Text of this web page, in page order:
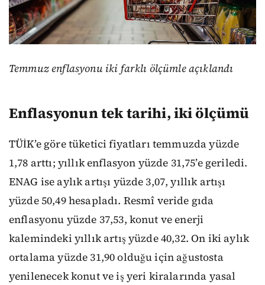
Temmuz enflasyonu iki farklı ölçümle açıklandı
Enflasyonun tek tarihi, iki ölçümü
TÜİK’e göre tüketici fiyatları temmuzda yüzde
1,78 arttı; yıllık enflasyon yüzde 31,75’e geriledi.
ENAG ise aylık artışı yüzde 3,07, yıllık artışı
yüzde 50,49 hesapladı. Resmî veride gıda
enflasyonu yüzde 37,53, konut ve enerji
kalemindeki yıllık artış yüzde 40,32. On iki aylık
ortalama yüzde 31,90 olduğu için ağustosta
yenilenecek konut ve iş yeri kiralarında yasal